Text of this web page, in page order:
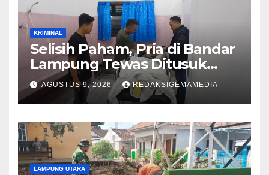
KRIMINAL
Selisih Paham, Pria di Bandar
Lampung Tewas Ditusuk
Teman
AGUSTUS 9, 2026 REDAKSIGEMAMEDIA
LAMPUNG UTARA